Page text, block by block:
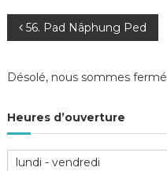
Navigation
de
56. Pad Nâphung Ped
Désolé, nous sommes fermé
Heures d’ouverture
lundi - vendredi